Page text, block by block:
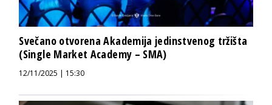
Svečano otvorena Akademija jedinstvenog tržišta
(Single Market Academy – SMA)
12/11/2025 | 15:30